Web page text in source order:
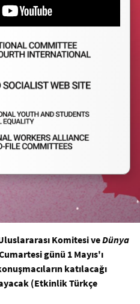
Komitesi veDünya
günü 1 Mayıs'ı
katılacağı
(Etkinlik Türkçe